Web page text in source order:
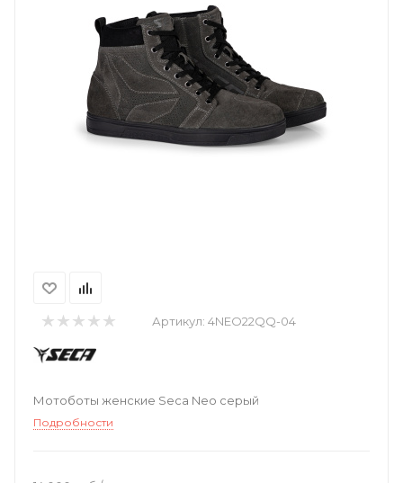
Артикул: 4NEO22QQ-04
Мотоботы женские Seca Neo серый
Подробности